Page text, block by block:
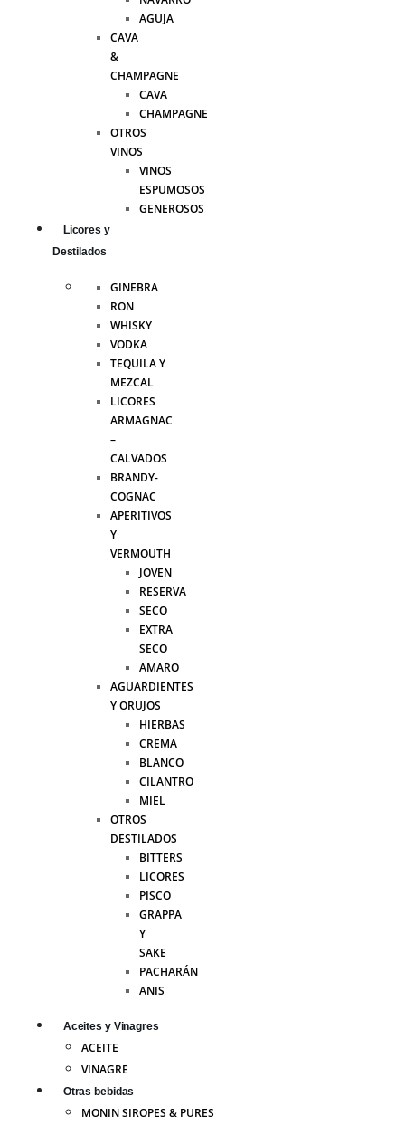
AGUJA
CAVA
&
CHAMPAGNE
CAVA
CHAMPAGNE
OTROS
VINOS
VINOS
ESPUMOSOS
GENEROSOS
Licores y
Destilados
GINEBRA
RON
WHISKY
VODKA
TEQUILA Y
MEZCAL
LICORES
ARMAGNAC
–
CALVADOS
BRANDY-
COGNAC
APERITIVOS
Y
VERMOUTH
JOVEN
RESERVA
SECO
EXTRA
SECO
AMARO
AGUARDIENTES
Y ORUJOS
HIERBAS
CREMA
BLANCO
CILANTRO
MIEL
OTROS
DESTILADOS
BITTERS
LICORES
PISCO
GRAPPA
Y
SAKE
PACHARÁN
ANIS
Aceites y Vinagres
ACEITE
VINAGRE
Otras bebidas
MONIN SIROPES & PURES